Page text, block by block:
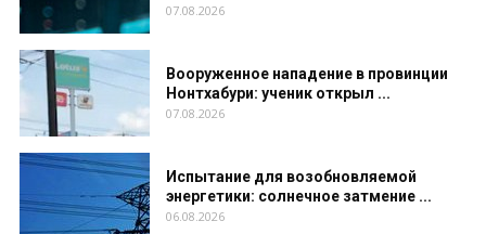
07.08.2026
Вооруженное нападение в провинции
Нонтхабури: ученик открыл ...
07.08.2026
Испытание для возобновляемой
энергетики: солнечное затмение ...
06.08.2026